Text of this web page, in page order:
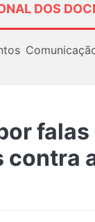
DOS
contra
Docentes
contra as